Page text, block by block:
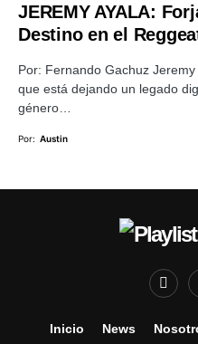
JEREMY AYALA:
Destino en el
Por: Fernando Gachuz
que está dejando un legado
género…
Por: Austin
Inicio News